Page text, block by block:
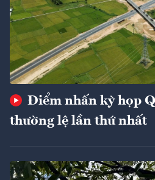
Điểm nhấn kỳ họp
thường lệ lần thứ nhất